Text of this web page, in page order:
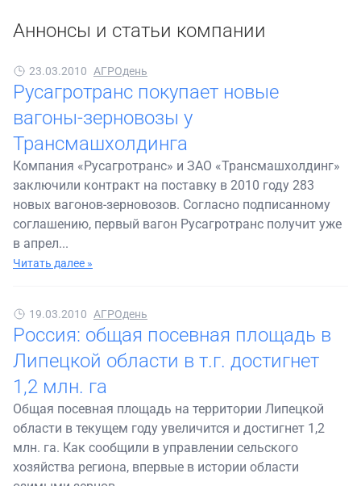
Аннонсы и статьи компании
23.03.2010 АГРОдень
Русагротранс покупает новые
вагоны-зерновозы у
Трансмашхолдинга
Компания «Русагротранс» и ЗАО «Трансмашхолдинг»
заключили контракт на поставку в 2010 году 283
новых вагонов-зерновозов. Согласно подписанному
соглашению, первый вагон Русагротранс получит уже
в апрел...
Читать далее »
19.03.2010 АГРОдень
Россия: общая посевная площадь в
Липецкой области в т.г. достигнет
1,2 млн. га
Общая посевная площадь на территории Липецкой
области в текущем году увеличится и достигнет 1,2
млн. га. Как сообщили в управлении сельского
хозяйства региона, впервые в истории области